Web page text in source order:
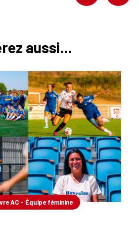
aussi...
AC - Équipe féminine